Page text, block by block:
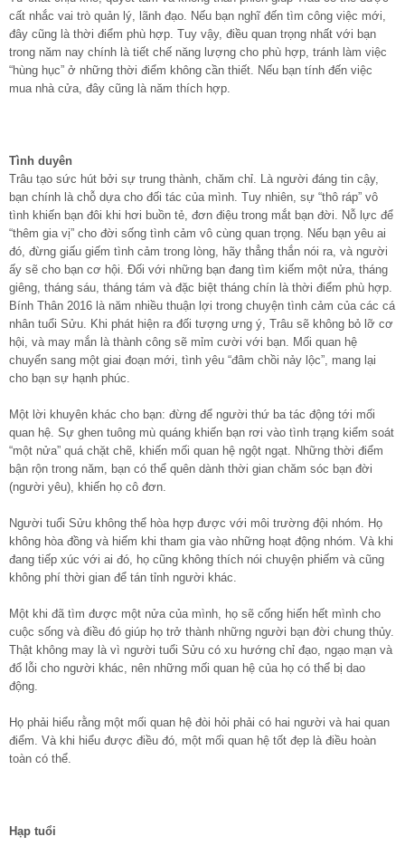
cất nhắc vai trò quản lý, lãnh đạo. Nếu bạn nghĩ đến tìm công việc mới,
đây cũng là thời điểm phù hợp. Tuy vậy, điều quan trọng nhất với bạn
trong năm nay chính là tiết chế năng lượng cho phù hợp, tránh làm việc
“hùng hục” ở những thời điểm không cần thiết. Nếu bạn tính đến việc
mua nhà cửa, đây cũng là năm thích hợp.
Tình duyên
Trâu tạo sức hút bởi sự trung thành, chăm chỉ. Là người đáng tin cậy,
bạn chính là chỗ dựa cho đối tác của mình. Tuy nhiên, sự “thô ráp” vô
tình khiến bạn đôi khi hơi buồn tẻ, đơn điệu trong mắt bạn đời. Nỗ lực để
“thêm gia vị” cho đời sống tình cảm vô cùng quan trọng. Nếu bạn yêu ai
đó, đừng giấu giếm tình cảm trong lòng, hãy thẳng thắn nói ra, và người
ấy sẽ cho bạn cơ hội. Đối với những bạn đang tìm kiếm một nửa, tháng
giêng, tháng sáu, tháng tám và đặc biệt tháng chín là thời điểm phù hợp.
Bính Thân 2016 là năm nhiều thuận lợi trong chuyện tình cảm của các cá
nhân tuổi Sửu. Khi phát hiện ra đối tượng ưng ý, Trâu sẽ không bỏ lỡ cơ
hội, và may mắn là thành công sẽ mỉm cười với bạn. Mối quan hệ
chuyển sang một giai đoạn mới, tình yêu “đâm chồi nảy lộc”, mang lại
cho bạn sự hạnh phúc.
Một lời khuyên khác cho bạn: đừng để người thứ ba tác động tới mối
quan hệ. Sự ghen tuông mù quáng khiến bạn rơi vào tình trạng kiểm soát
“một nửa” quá chặt chẽ, khiến mối quan hệ ngột ngạt. Những thời điểm
bận rộn trong năm, bạn có thể quên dành thời gian chăm sóc bạn đời
(người yêu), khiến họ cô đơn.
Người tuổi Sửu không thể hòa hợp được với môi trường đội nhóm. Họ
không hòa đồng và hiếm khi tham gia vào những hoạt động nhóm. Và khi
đang tiếp xúc với ai đó, họ cũng không thích nói chuyện phiếm và cũng
không phí thời gian để tán tỉnh người khác.
Một khi đã tìm được một nửa của mình, họ sẽ cống hiến hết mình cho
cuộc sống và điều đó giúp họ trở thành những người bạn đời chung thủy.
Thật không may là vì người tuổi Sửu có xu hướng chỉ đạo, ngạo mạn và
đổ lỗi cho người khác, nên những mối quan hệ của họ có thể bị dao
động.
Họ phải hiểu rằng một mối quan hệ đòi hỏi phải có hai người và hai quan
điểm. Và khi hiểu được điều đó, một mối quan hệ tốt đẹp là điều hoàn
toàn có thể.
Hạp tuổi